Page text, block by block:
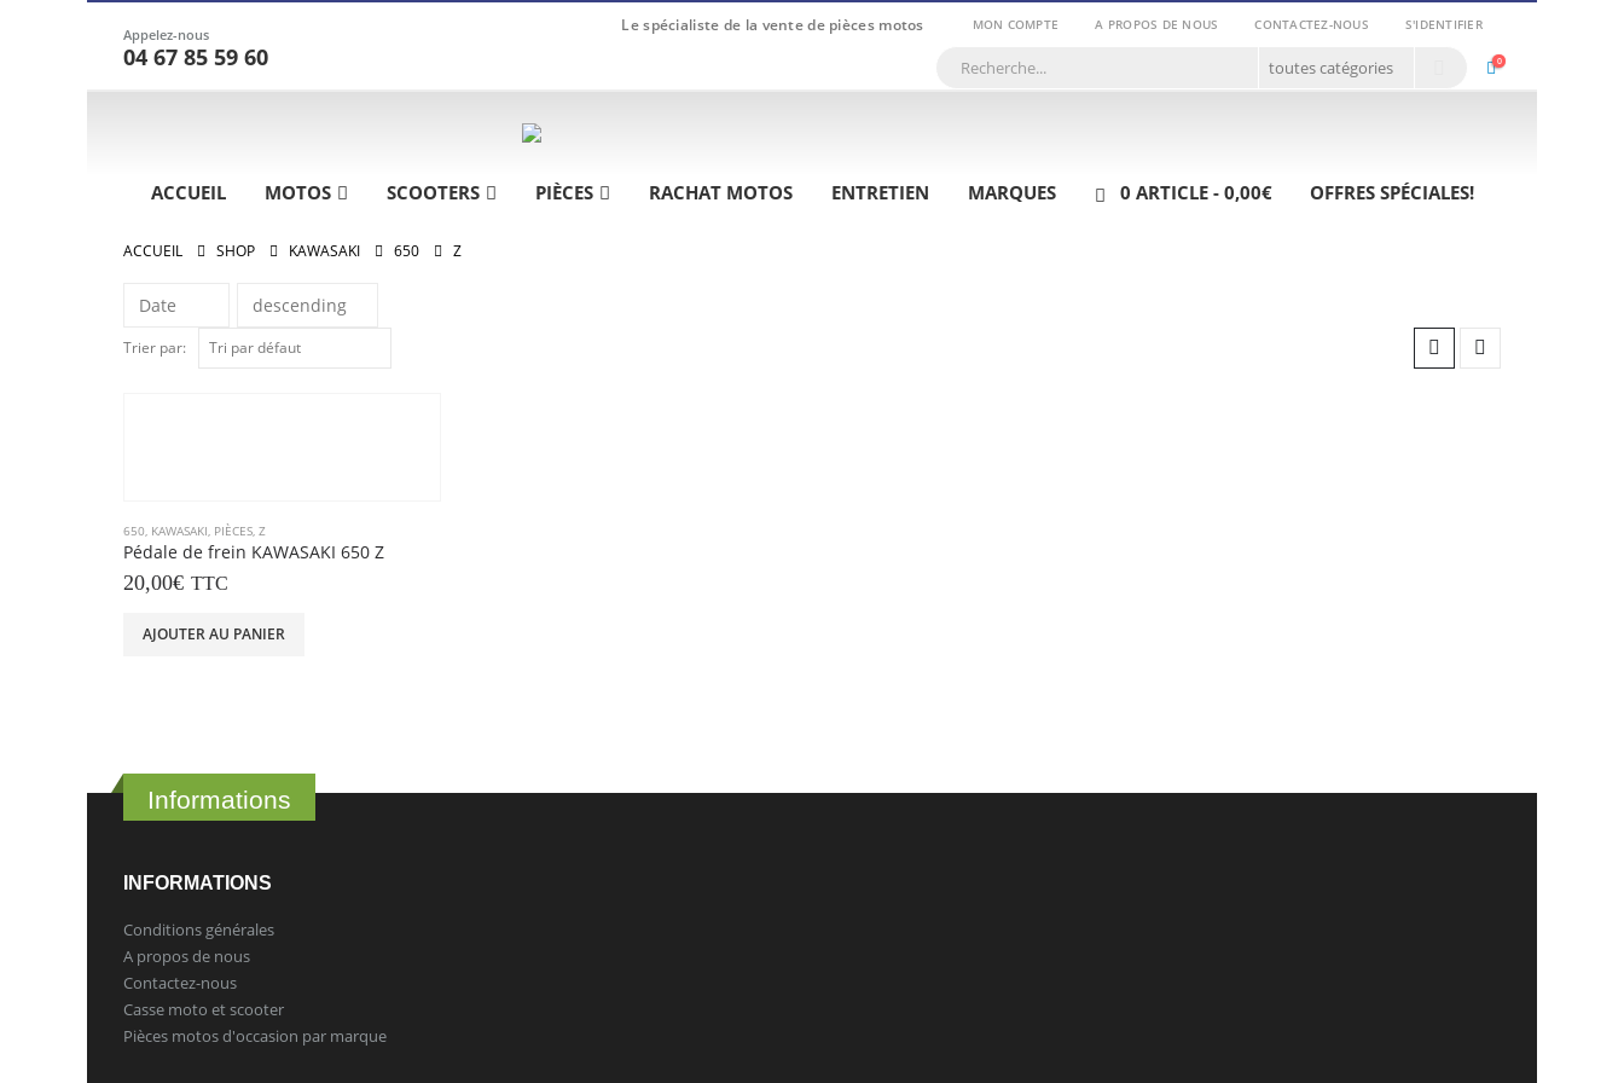
Appelez-nous
04 67 85 59 60
Le spécialiste de la vente de pièces motos MON COMPTE A PROPOS DE NOUS CONTACTEZ-NOUS S'IDENTIFIER
0
ACCUEIL MOTOS SCOOTERS PIÈCES RACHAT MOTOS ENTRETIEN MARQUES 0 ARTICLE 0,00€ OFFRES SPÉCIALES!
ACCUEIL SHOP KAWASAKI 650 Z
Trier par:
650, KAWASAKI, PIÈCES, Z
Pédale de frein KAWASAKI 650 Z
20,00€ TTC
AJOUTER AU PANIER
Informations
INFORMATIONS
Conditions générales
A propos de nous
Contactez-nous
Casse moto et scooter
Pièces motos d'occasion par marque